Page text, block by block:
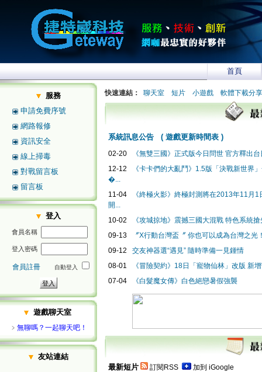
首頁
服務
申請免費序號
網路報修
資訊安全
線上掃毒
對戰留言板
留言板
登入
會員名稱
登入密碼
會員註冊 自動登入
遊戲聊天室
﹥ 無聊嗎？一起聊天吧！
友站連結
快速連結： 聊天室 短片 小遊戲 軟體下載分享
系統訊息公告 ( 遊戲更新時間表 )
02-20
《無雙三國》正式版今日問世 官方釋出
12-12
《卡卡們的大亂鬥》1.5版「決戰新世界
�...
11-04
《終極火影》終極封測將在2013年11月
開...
10-02
《攻城掠地》震撼三國大混戰 特色系統
09-13
〞X行動台灣盃〞 你也可以成為台灣之光
09-12 交友神器選“遇見” 隨時準備一見鍾情
08-01
《冒險契約》18日「寵物仙林」改版 新
07-04
《白髮魔女傳》白色絕戀暑假強襲
最新短片 訂閱RSS
加到 iGoogle